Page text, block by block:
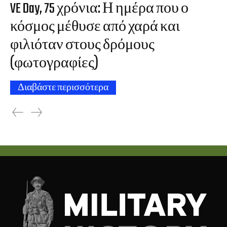
VE Day, 75 χρόνια: Η ημέρα που ο
κόσμος μέθυσε από χαρά και
φιλιόταν στους δρόμους
(φωτογραφίες)
Διαβάστε περισσότερα